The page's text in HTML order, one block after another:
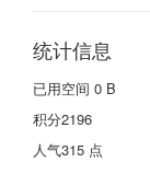
统计信息
已用空间 0 B
积分2196
人气315 点